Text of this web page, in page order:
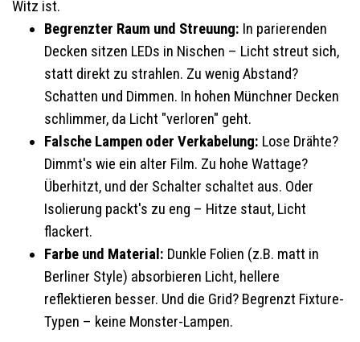
Witz ist.
Begrenzter Raum und Streuung: In parierenden
Decken sitzen LEDs in Nischen – Licht streut sich,
statt direkt zu strahlen. Zu wenig Abstand?
Schatten und Dimmen. In hohen Münchner Decken
schlimmer, da Licht "verloren" geht.
Falsche Lampen oder Verkabelung: Lose Drähte?
Dimmt's wie ein alter Film. Zu hohe Wattage?
Überhitzt, und der Schalter schaltet aus. Oder
Isolierung packt's zu eng – Hitze staut, Licht
flackert.
Farbe und Material: Dunkle Folien (z.B. matt in
Berliner Style) absorbieren Licht, hellere
reflektieren besser. Und die Grid? Begrenzt Fixture-
Typen – keine Monster-Lampen.